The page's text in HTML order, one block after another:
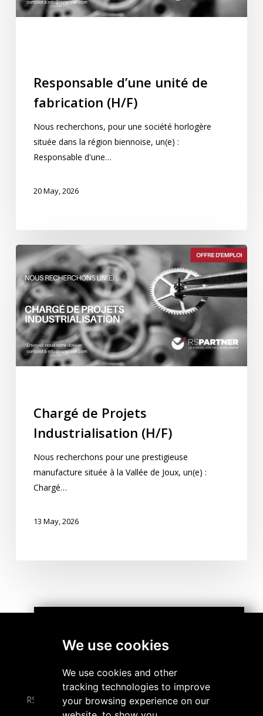
We use cookies
We use cookies and other
tracking technologies to improve
your browsing experience on our
Responsable d’une unité de
fabrication (H/F)
Nous recherchons, pour une société horlogère
située dans la région biennoise, un(e) :
Responsable d'une…
20 May, 2026
Chargé
de
Projets
Industrialisation
(H/F)
Chargé de Projets
Industrialisation (H/F)
Nous recherchons pour une prestigieuse
manufacture située à la Vallée de Joux, un(e) :
Chargé…
13 May, 2026
RS Partner SA • Chemin de l'Abbaye 8 • 2000 Neuchâtel